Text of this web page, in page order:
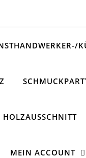
HOLZAUSSCHNITT
MEIN ACCOUNT